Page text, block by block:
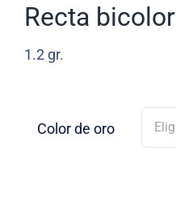
Recta bicolor
1.2 gr.
Color de oro